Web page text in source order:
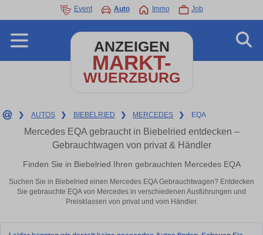
Event Auto Immo Job
ANZEIGEN
MARKT-
WUERZBURG
❯ AUTOS ❯ BIEBELRIED ❯ MERCEDES ❯ EQA
Mercedes EQA gebraucht in Biebelried entdecken –
Gebrauchtwagen von privat & Händler
Finden Sie in Biebelried Ihren gebrauchten Mercedes EQA
Suchen Sie in Biebelried einen Mercedes EQA Gebrauchtwagen? Entdecken
Sie gebrauchte EQA von Mercedes in verschiedenen Ausführungen und
Preisklassen von privat und vom Händler.